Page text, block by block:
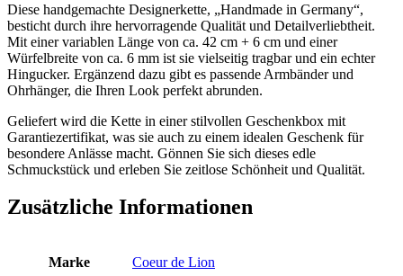
Diese handgemachte Designerkette, „Handmade in Germany“,
besticht durch ihre hervorragende Qualität und Detailverliebtheit.
Mit einer variablen Länge von ca. 42 cm + 6 cm und einer
Würfelbreite von ca. 6 mm ist sie vielseitig tragbar und ein echter
Hingucker. Ergänzend dazu gibt es passende Armbänder und
Ohrhänger, die Ihren Look perfekt abrunden.
Geliefert wird die Kette in einer stilvollen Geschenkbox mit
Garantiezertifikat, was sie auch zu einem idealen Geschenk für
besondere Anlässe macht. Gönnen Sie sich dieses edle
Schmuckstück und erleben Sie zeitlose Schönheit und Qualität.
Zusätzliche Informationen
Marke Coeur de Lion